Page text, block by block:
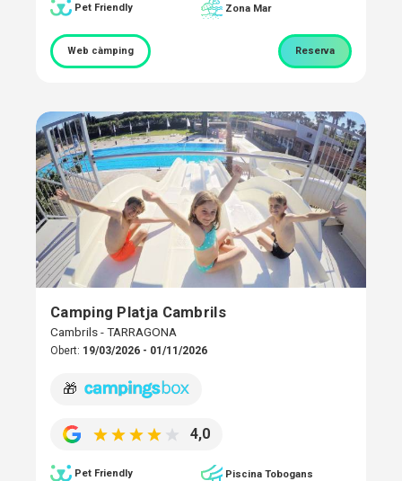
Pet Friendly Zona Mar
Web càmping Reserva
Camping Platja Cambrils
Cambrils - TARRAGONA
Obert: 19/03/2026 - 01/11/2026
🎁
4,0
Pet Friendly
Piscina Tobogans